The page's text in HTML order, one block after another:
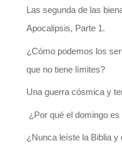
Las segunda de las
Apocalipsis, Parte 1.
¿Cómo podemos los
que no tiene límites?
Una guerra cósmica y
¿Por qué el domingo
¿Nunca leíste la Biblia y